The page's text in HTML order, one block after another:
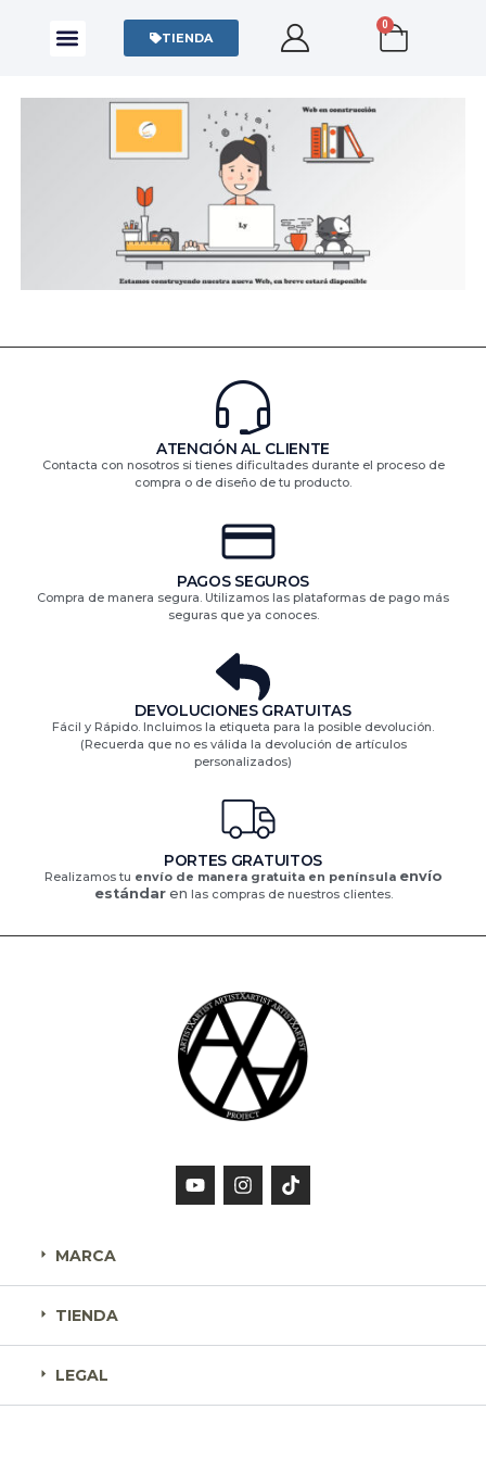
TIENDA
0
ATENCIÓN AL CLIENTE
Contacta con nosotros si tienes dificultades durante el proceso de
compra o de diseño de tu producto.
PAGOS SEGUROS
Compra de manera segura. Utilizamos las plataformas de pago más
seguras que ya conoces.
DEVOLUCIONES GRATUITAS​
Fácil y Rápido. Incluimos la etiqueta para la posible devolución.
(Recuerda que no es válida la devolución de artículos
personalizados)​
PORTES GRATUITOS
Realizamos tu envío de manera gratuita en península envío
estándaren las compras de nuestros clientes.
MARCA
TIENDA
LEGAL